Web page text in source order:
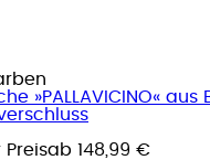
»PALLAVICINO«
Preisab 148,99 €